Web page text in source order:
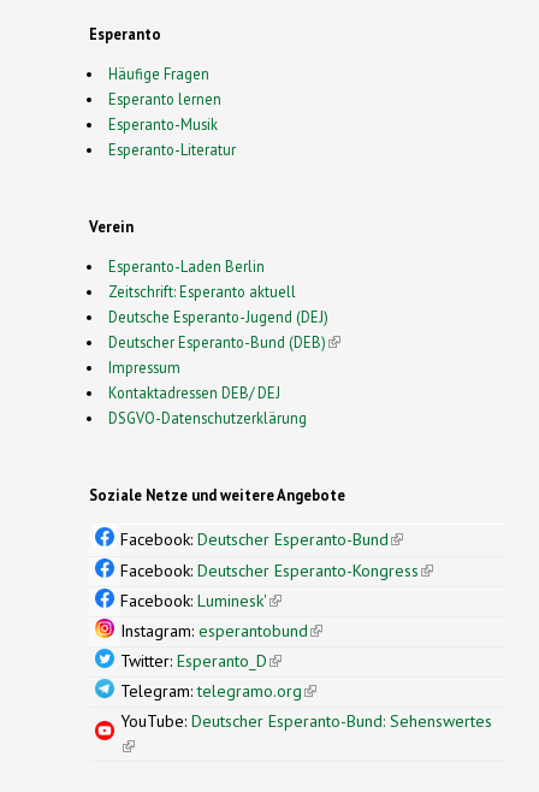
Esperanto
Häufige Fragen
Esperanto lernen
Esperanto-Musik
Esperanto-Literatur
Verein
Esperanto-Laden Berlin
Zeitschrift: Esperanto aktuell
Deutsche Esperanto-Jugend (DEJ)
Deutscher Esperanto-Bund (DEB)(link is external)
Impressum
Kontaktadressen DEB/ DEJ
DSGVO-Datenschutzerklärung
Soziale Netze und weitere Angebote
Facebook: Deutscher Esperanto-Bund(link is
external)
Facebook: Deutscher Esperanto-Kongress(link is
Facebook: Luminesk'(link is external)
Instagram: esperantobund(link is external)
Twitter: Esperanto_D(link is external)
Telegram:telegramo.org(link is external)
YouTube: Deutscher Esperanto-Bund: Sehenswertes
(link is external)